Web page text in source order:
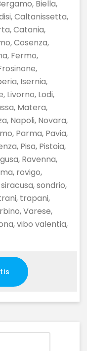
Biella,
Caltanissetta,
Catania,
Cosenza,
Fermo,
Isernia,
Livorno, Lodi,
Matera,
Napoli, Novara,
Parma, Pavia,
Pisa, Pistoia,
Ravenna,
rovigo,
sondrio,
trapani,
Varese,
vibo valentia,